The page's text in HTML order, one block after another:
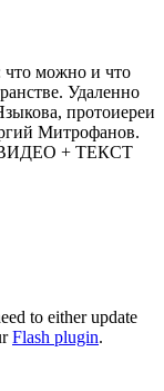
можно и что
Удаленно
протоиереи
Митрофанов.
ВИДЕО + ТЕКСТ
to either update
Flash plugin.